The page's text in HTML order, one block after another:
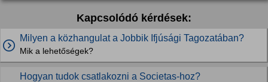
Kapcsolódó kérdések:
Milyen a közhangulat a Jobbik Ifjúsági Tagozatában?
Mik a lehetőségek?
Hogyan tudok csatlakozni a Societas-hoz?